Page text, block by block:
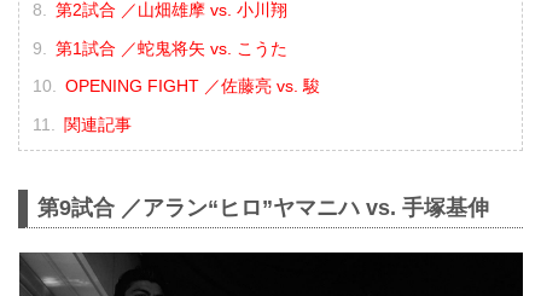
第2試合 ／山畑雄摩 vs. 小川翔
第1試合 ／蛇鬼将矢 vs. こうた
OPENING FIGHT ／佐藤亮 vs. 駿
関連記事
第9試合 ／アラン“ヒロ”ヤマニハ vs. 手塚基伸